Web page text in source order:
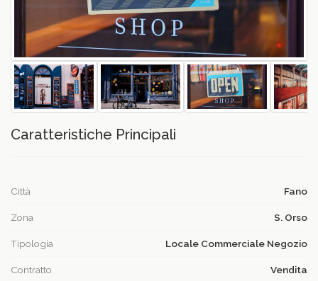
Caratteristiche Principali
Città Fano
Zona S. Orso
Tipologia Locale Commerciale Negozio
Contratto Vendita